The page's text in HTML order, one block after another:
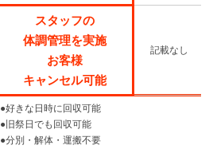
スタッフの
体調管理を実施
お客様
キャンセル可能
記載なし
●好きな日時に回収可能
●旧祭日でも回収可能
●分別・解体・運搬不要